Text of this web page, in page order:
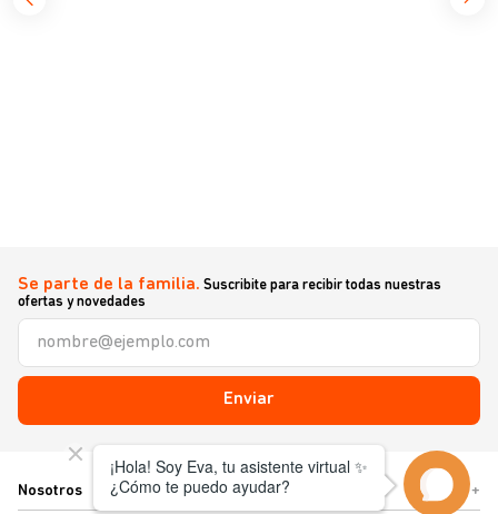
Se parte de la familia. Suscribite para recibir todas nuestras
ofertas y novedades
Enviar
Nosotros +